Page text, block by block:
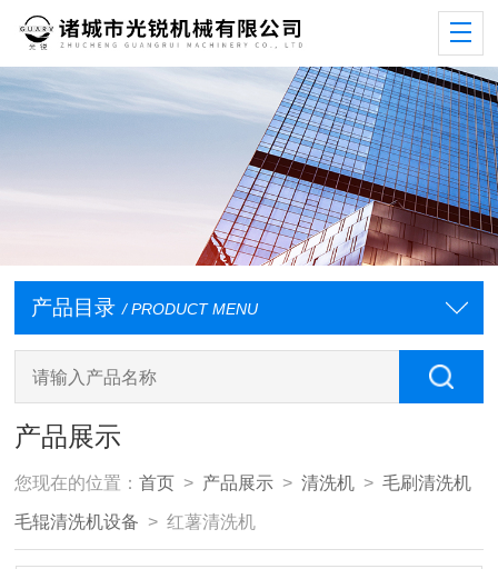
产品目录 / PRODUCT MENU
产品展示
您现在的位置：首页 > 产品展示 >清洗机 >毛刷清洗机
毛辊清洗机设备 > 红薯清洗机